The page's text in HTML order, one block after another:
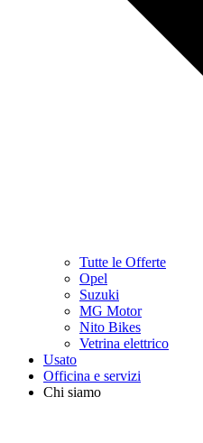
Tutte le Offerte
Opel
Suzuki
MG Motor
Nito Bikes
Vetrina elettrico
Usato
Officina e servizi
Chi siamo